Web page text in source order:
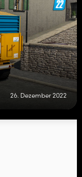
26. Dezember 2022